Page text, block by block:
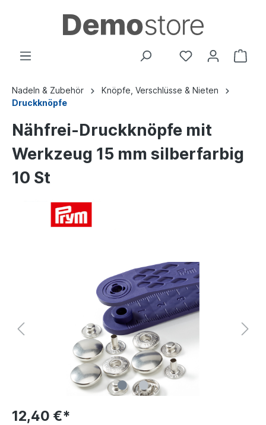
Nadeln & Zubehör
Knöpfe, Verschlüsse & Nieten
Druckknöpfe
Nähfrei-Druckknöpfe mit
Werkzeug 15 mm silberfarbig
10 St
12,40 €*